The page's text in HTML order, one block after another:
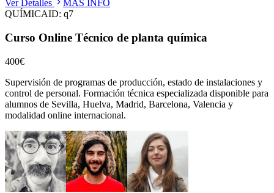
Ver Detalles
MÁS INFO
QUÍMICAID: q7
Curso Online Técnico de planta química
400€
Supervisión de programas de producción, estado de instalaciones y
control de personal. Formación técnica especializada disponible para
alumnos de Sevilla, Huelva, Madrid, Barcelona, Valencia y
modalidad online internacional.